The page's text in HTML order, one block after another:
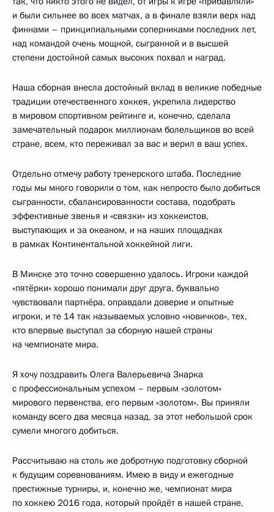
и были сильнее во всех матчах, а в финале взяли верх над
финнами – принципиальными соперниками последних лет,
над командой очень мощной, сыгранной и в высшей
степени достойной самых высоких похвал и наград.
Наша сборная внесла достойный вклад в великие победные
традиции отечественного хоккея, укрепила лидерство
в мировом спортивном рейтинге и, конечно, сделала
замечательный подарок миллионам болельщиков во всей
стране, всем, кто переживал за вас и верил в ваш успех.
Отдельно отмечу работу тренерского штаба. Последние
годы мы много говорили о том, как непросто было добиться
сыгранности, сбалансированности состава, подобрать
эффективные звенья и «связки» из хоккеистов,
выступающих и за океаном, и на наших площадках
в рамках Континентальной хоккейной лиги.
В Минске это точно совершенно удалось. Игроки каждой
«пятёрки» хорошо понимали друг друга, буквально
чувствовали партнёра, оправдали доверие и опытные
игроки, и те 14 так называемых условно «новичков», тех,
кто впервые выступал за сборную нашей страны
на чемпионате мира.
Я хочу поздравить Олега Валерьевича Знарка
с профессиональным успехом – первым «золотом»
мирового первенства, его первым «золотом». Вы приняли
команду всего два месяца назад, за этот небольшой срок
сумели многого добиться.
Рассчитываю на столь же добротную подготовку сборной
к будущим соревнованиям. Имею в виду и ежегодные
престижные турниры, и, конечно же, чемпионат мира
по хоккею 2016 года, который пройдёт в нашей стране,